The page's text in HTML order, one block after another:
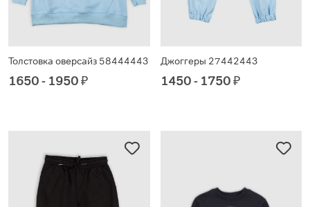
Толстовка оверсайз 58444443
1650 - 1950₽
Джоггеры 27442443
1450 - 1750₽